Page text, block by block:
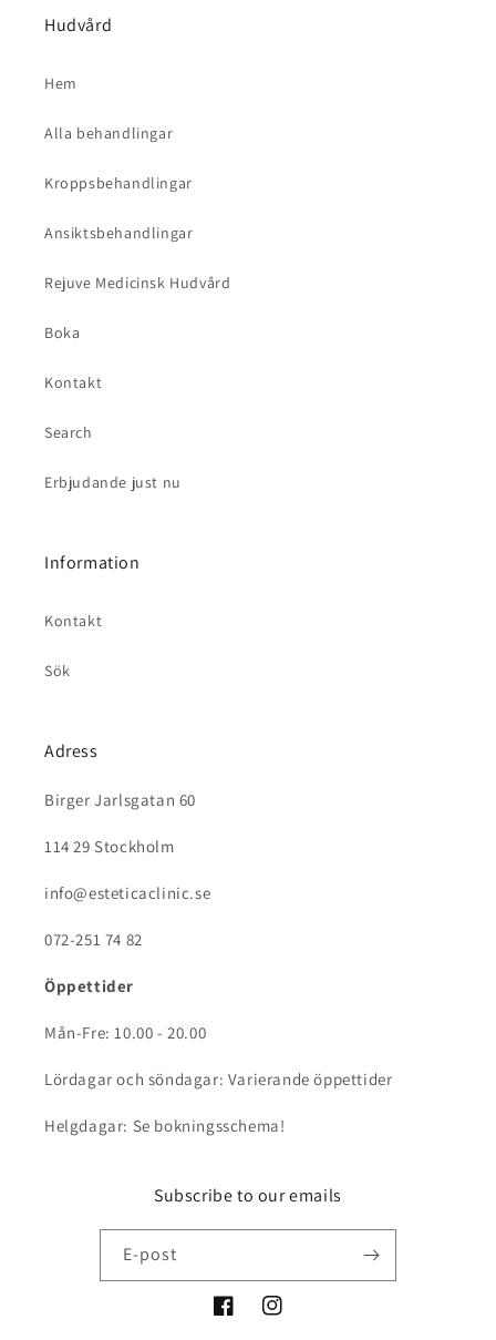
Hudvård
Hem
Alla behandlingar
Kroppsbehandlingar
Ansiktsbehandlingar
Rejuve Medicinsk Hudvård
Boka
Kontakt
Search
Erbjudande just nu
Information
Kontakt
Sök
Adress
Birger Jarlsgatan 60
114 29 Stockholm
info@esteticaclinic.se
072-251 74 82
Öppettider
Mån-Fre: 10.00 - 20.00
Lördagar och söndagar: Varierande öppettider
Helgdagar: Se bokningsschema!
Subscribe to our emails
E-post
FacebookInstagram